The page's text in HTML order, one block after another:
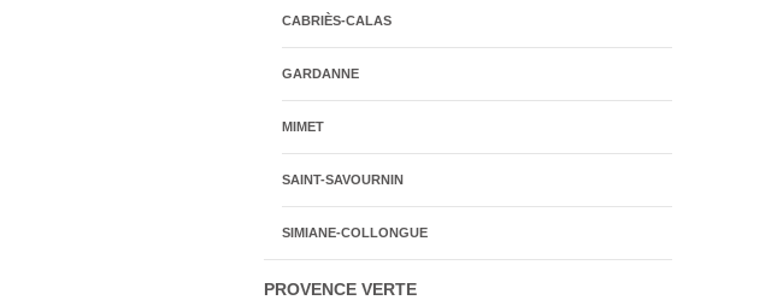
CABRIÈS-CALAS
GARDANNE
MIMET
SAINT-SAVOURNIN
SIMIANE-COLLONGUE
PROVENCE VERTE